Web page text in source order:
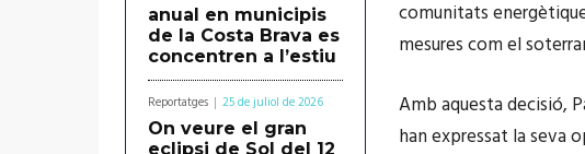
anual en municipis
de la Costa Brava es
concentren a l’estiu
Reportatges 25 de juliol de 2026
On veure el gran
eclipsi de Sol del 12
comunitats
mesures com el
Amb aquesta decisió,
han expressat la seva